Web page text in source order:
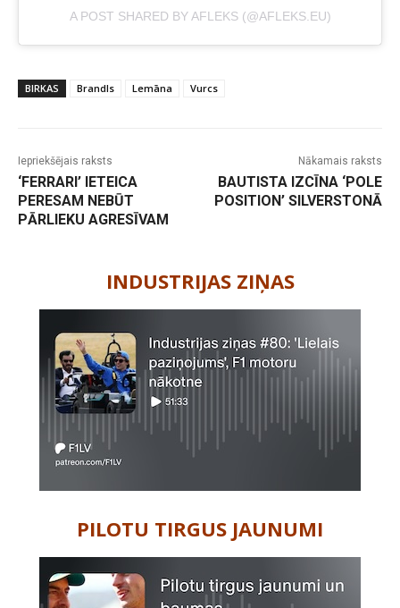
A POST SHARED BY AFLEKS (@AFLEKS.EU)
BIRKAS Brandls Lemāna Vurcs
Iepriekšējais raksts
‘FERRARI’ IETEICA
PERESAM NEBŪT
PĀRLIEKU AGRESĪVAM
Nākamais raksts
BAUTISTA IZCĪNA ‘POLE
POSITION’ SILVERSTONĀ
INDUSTRIJAS ZIŅAS
PILOTU TIRGUS JAUNUMI